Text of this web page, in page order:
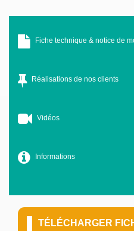
Fiche technique & notice de
Réalisations de nos clients
Vidéos
Informations
TÉLÉCHARGER